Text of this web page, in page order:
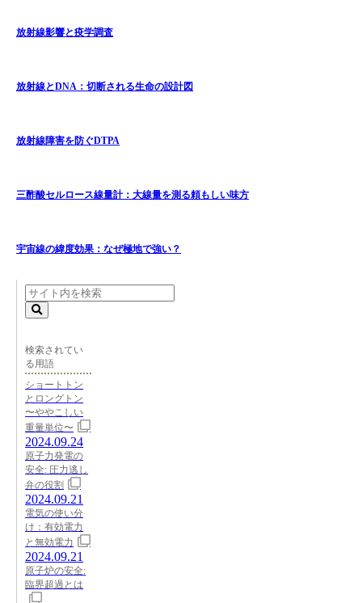
放射線影響と疫学調査
放射線とDNA：切断される生命の設計図
放射線障害を防ぐDTPA
三酢酸セルロース線量計：大線量を測る頼もしい味方
宇宙線の緯度効果：なぜ極地で強い？
検索されてい
る用語
ショートトン
とロングトン
〜ややこしい
重量単位〜
2024.09.24
原子力発電の
安全: 圧力逃し
弁の役割
2024.09.21
電気の使い分
け：有効電力
と無効電力
2024.09.21
原子炉の安全:
臨界超過とは